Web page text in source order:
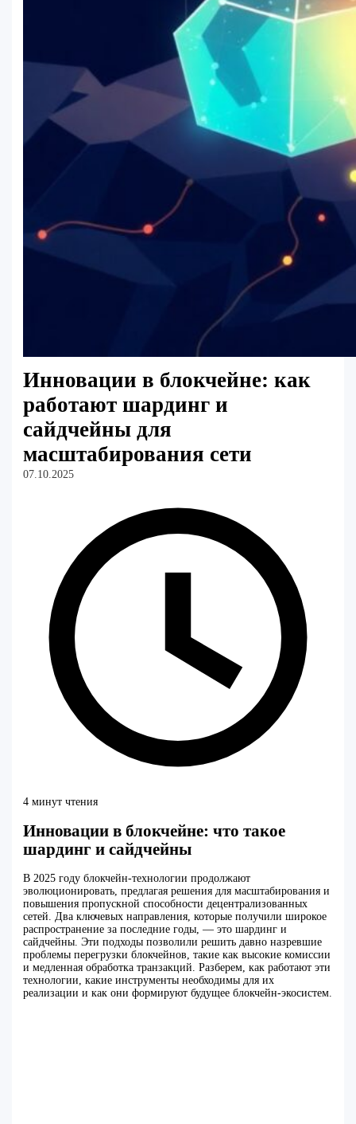
Инновации в блокчейне: как
работают шардинг и
сайдчейны для
масштабирования сети
07.10.2025
4 минут чтения
Инновации в блокчейне: что такое
шардинг и сайдчейны
В 2025 году блокчейн-технологии продолжают
эволюционировать, предлагая решения для масштабирования и
повышения пропускной способности децентрализованных
сетей. Два ключевых направления, которые получили широкое
распространение за последние годы, — это шардинг и
сайдчейны. Эти подходы позволили решить давно назревшие
проблемы перегрузки блокчейнов, такие как высокие комиссии
и медленная обработка транзакций. Разберем, как работают эти
технологии, какие инструменты необходимы для их
реализации и как они формируют будущее блокчейн-экосистем.